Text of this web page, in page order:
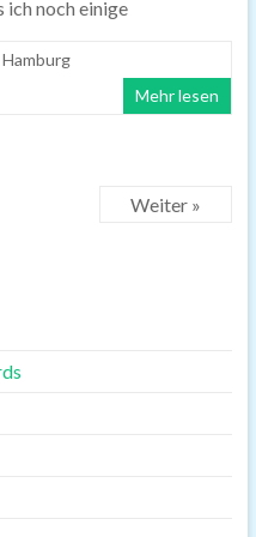
ich noch einige
Hamburg
Mehr lesen
Weiter »